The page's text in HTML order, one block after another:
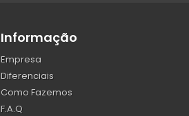
Informação
Empresa
Diferenciais
Como Fazemos
F.A.Q